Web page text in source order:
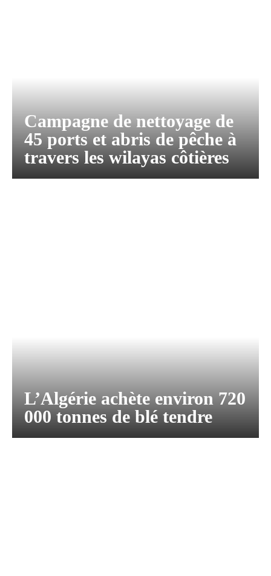
Campagne de nettoyage de
45 ports et abris de pêche à
travers les wilayas côtières
L’Algérie achète environ 720
000 tonnes de blé tendre